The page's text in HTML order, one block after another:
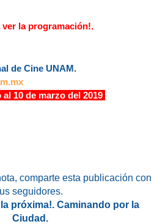
ver la programación!.
de Cine UNAM.
10 de marzo del 2019
comparte esta publicación con
seguidores.
próxima!. Caminando por la
Ciudad.